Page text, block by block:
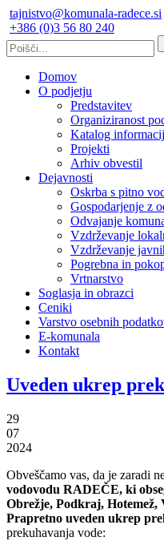
tajnistvo@komunala-radece.si
+386 (0)3 56 80 240
Domov
O podjetju
Predstavitev
Organiziranost
Katalog
Projekti
Arhiv obvestil
Dejavnosti
Oskrba s pitno
Gospodarjenje z
Odvajanje
Vzdrževanje
Vzdrževanje
Pogrebna in
Vrtnarstvo
Soglasja in obrazci
Ceniki
Varstvo osebnih
E-komunala
Kontakt
Uveden ukrep
29
07
2024
Obveščamo vas, da je zaradi
vodovodu RADEČE, ki
Obrežje, Podkraj,
Prapretno uveden ukrep
prekuhavanja vode: